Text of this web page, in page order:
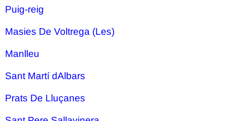
Puig-reig
Masies De Voltrega (Les)
Manlleu
Sant Martí dAlbars
Prats De Lluçanes